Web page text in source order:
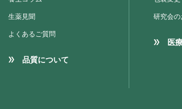
生薬見聞
よくあるご質問
品質について
研究会
医